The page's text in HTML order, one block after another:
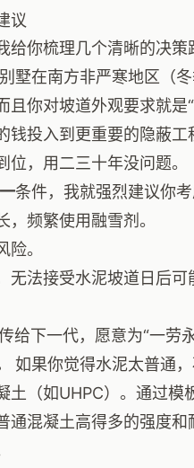
议
你梳理几个清晰的决策
墅在南方非严寒地区（
你对坡道外观要求就是
钱投入到更重要的隐蔽
，用二三十年没问题。
条件，我就强烈建议你考
频繁使用融雪剂。
。
无法接受水泥坡道日后
下一代，愿意为“一劳永
如果你觉得水泥太普通
土（如UHPC）。通过模
混凝土高得多的强度和